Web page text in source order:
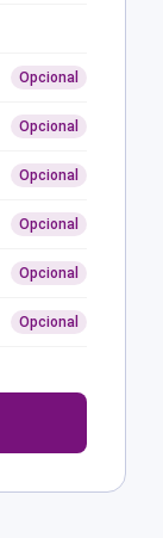
Opcional
Opcional
Opcional
Opcional
Opcional
Opcional